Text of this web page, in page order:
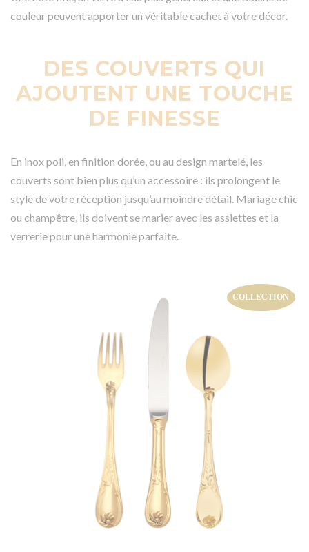
couleur peuvent apporter un véritable cachet à votre décor.
DES COUVERTS QUI
AJOUTENT UNE TOUCHE
DE FINESSE
En inox poli, en finition dorée, ou au design martelé, les
couverts sont bien plus qu’un accessoire : ils prolongent le
style de votre réception jusqu’au moindre détail. Mariage chic
ou champêtre, ils doivent se marier avec les assiettes et la
verrerie pour une harmonie parfaite.